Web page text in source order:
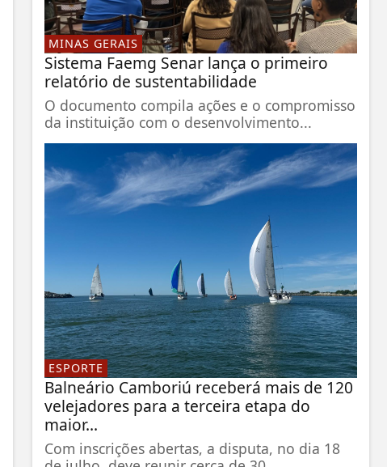
MINAS GERAIS
Sistema Faemg Senar lança o primeiro
relatório de sustentabilidade
O documento compila ações e o compromisso
da instituição com o desenvolvimento...
ESPORTE
Balneário Camboriú receberá mais de 120
velejadores para a terceira etapa do
maior...
Com inscrições abertas, a disputa, no dia 18